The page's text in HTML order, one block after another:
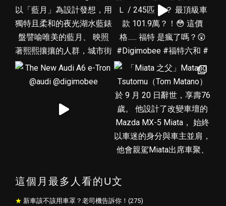
這個月最多人看的U文
新車該不該用車罩？老司機告訴你！(275)